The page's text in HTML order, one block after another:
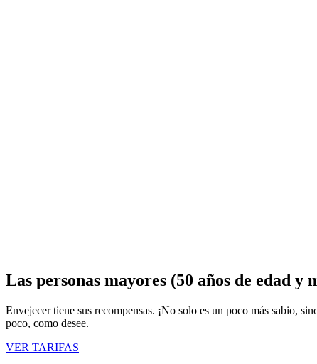
Las personas mayores (50 años de edad
Envejecer tiene sus recompensas. ¡No solo es un poco más sabio,
poco, como desee.
VER TARIFAS